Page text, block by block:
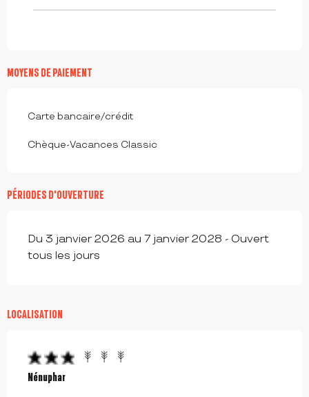
MOYENS DE PAIEMENT
Carte bancaire/crédit
Chèque-Vacances Classic
PÉRIODES D'OUVERTURE
Du 3 janvier 2026 au 7 janvier 2028 - Ouvert
tous les jours
LOCALISATION
Nénuphar